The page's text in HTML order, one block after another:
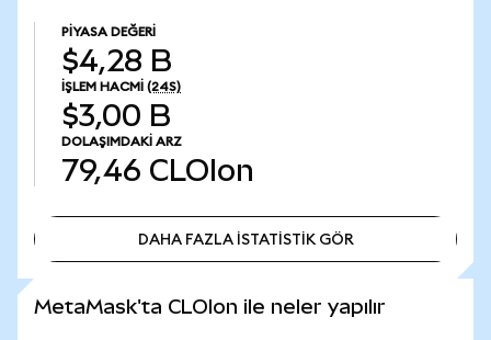
PIYASA DEĞERI
$4,28 B
İŞLEM HACMI (24S)
$3,00 B
DOLAŞIMDAKI ARZ
79,46 CLOIon
DAHA FAZLA İSTATİSTİK GÖR
MetaMask'ta CLOIon ile neler yapılır